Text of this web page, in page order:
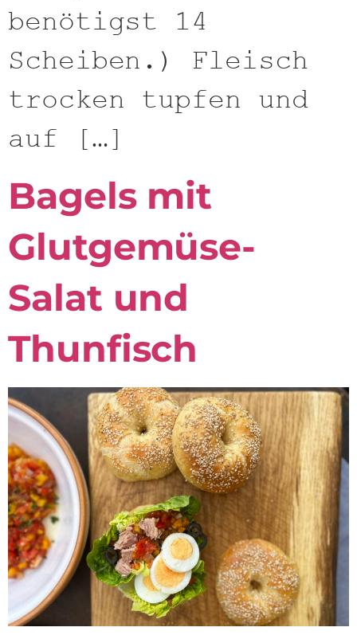
benötigst 14
Scheiben.) Fleisch
trocken tupfen und
auf […]
Bagels mit
Glutgemüse-
Salat und
Thunfisch